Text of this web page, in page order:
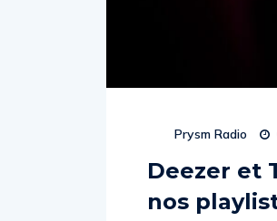
Prysm Radio
Deezer et
nos